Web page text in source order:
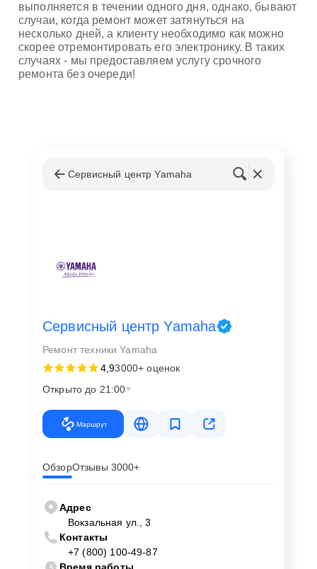
выполняется в течении одного дня, однако, бывают
случаи, когда ремонт может затянуться на
несколько дней, а клиенту необходимо как можно
скорее отремонтировать его электронику. В таких
случаях - мы предоставляем услугу срочного
ремонта без очереди!
Сервисный центр Yamaha
Сервисный центр Yamaha
Ремонт техники Yamaha
4,93000+ оценок
Открыто до 21:00
Маршрут
ОбзорОтзывы 3000+
Адрес
Вокзальная ул., 3
Контакты
+7 (800) 100-49-87